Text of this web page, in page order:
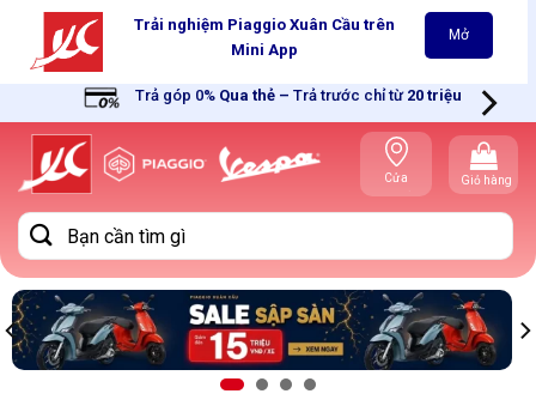
content
Trải nghiệm Piaggio Xuân Cầu trên
Mini App
Mở
Trả góp 0% Qua thẻ – Trả trước chỉ từ 20 triệu
Cửa
hàng gần
bạn
Giỏ hàng
Tìm
kiếm: